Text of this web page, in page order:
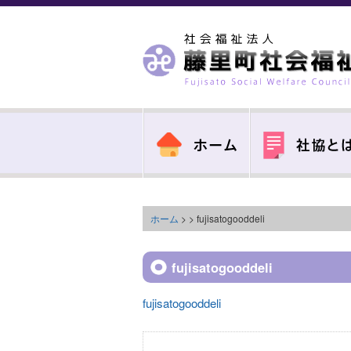
ホーム > > fujisatogooddeli
fujisatogooddeli
fujisatogooddeli